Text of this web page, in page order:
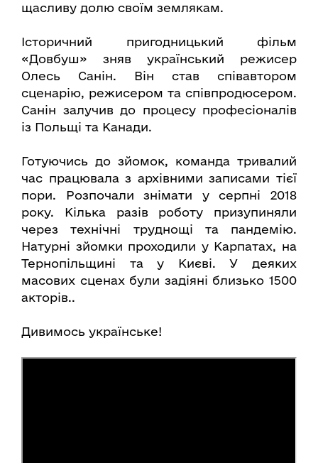
щасливу долю своїм землякам.
Історичний пригодницький фільм
«Довбуш» зняв український режисер
Олесь Санін. Він став співавтором
сценарію, режисером та співпродюсером.
Санін залучив до процесу професіоналів
із Польщі та Канади.
Готуючись до зйомок, команда тривалий
час працювала з архівними записами тієї
пори. Розпочали знімати у серпні 2018
року. Кілька разів роботу призупиняли
через технічні труднощі та пандемію.
Натурні зйомки проходили у Карпатах, на
Тернопільщині та у Києві. У деяких
масових сценах були задіяні близько 1500
акторів..
Дивимось українське!